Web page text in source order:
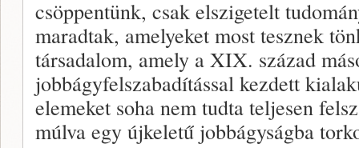
csöppentünk, csak elszigetelt
maradtak, amelyeket most tesznek
társadalom, amely a XIX. század
jobbágyfelszabadítással kezdett
elemeket soha nem tudta teljesen
múlva egy újkeletű jobbágyságba